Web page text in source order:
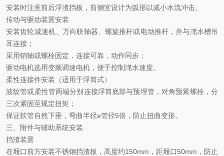
安装时注意前后浮渣挡板，前侧宜设计为弧形以减小水流冲击。
传动与驱动装置安装
安装齿轮减速机、万向联轴器、螺旋推杆或电动推杆，并与滗水槽吊
耳连接；
采用销轴或螺栓固定，连接可靠，动作同步；
驱动电机选用变频调速电机，便于控制滗水速度。
柔性连接件安装（适用于浮筒式）
波纹管或柔性管两端分别连接浮筒底部与预埋管，对角预紧螺栓，分
三次紧固至规定扭矩；
保证软管自然下垂，弯曲半径≥管径5倍，防止扭曲变形。
三、附件与辅助系统安装
挡渣装置
在堰口前方安装不锈钢挡渣板，高度约150mm，距堰口50mm，防止